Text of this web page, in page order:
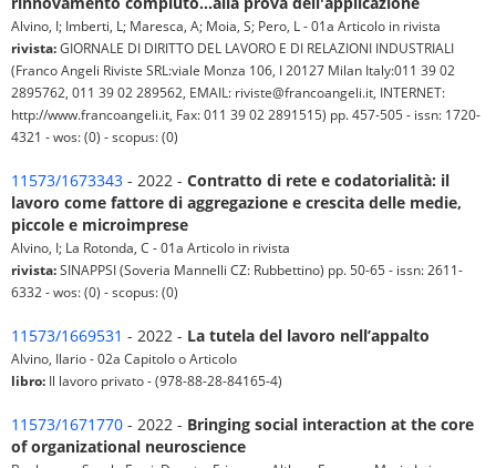
Alvino, I; Imberti, L; Maresca, A; Moia, S; Pero, L - 01a Articolo in rivista
rivista:GIORNALE DI DIRITTO DEL LAVORO E DI RELAZIONI INDUSTRIALI
(Franco Angeli Riviste SRL:viale Monza 106, I 20127 Milan Italy:011 39 02
2895762, 011 39 02 289562, EMAIL: riviste@francoangeli.it, INTERNET:
http://www.francoangeli.it, Fax: 011 39 02 2891515) pp. 457-505 - issn: 1720-
4321 - wos: (0) - scopus: (0)
11573/1673343 - 2022 - Contratto di rete e codatorialità: il
lavoro come fattore di aggregazione e crescita delle medie,
piccole e microimprese
Alvino, I; La Rotonda, C - 01a Articolo in rivista
rivista:SINAPPSI (Soveria Mannelli CZ: Rubbettino) pp. 50-65 - issn: 2611-
6332 - wos: (0) - scopus: (0)
11573/1669531 - 2022 - La tutela del lavoro nell’appalto
Alvino, Ilario - 02a Capitolo o Articolo
libro: Il lavoro privato - (978-88-28-84165-4)
11573/1671770 - 2022 - Bringing social interaction at the core
of organizational neuroscience